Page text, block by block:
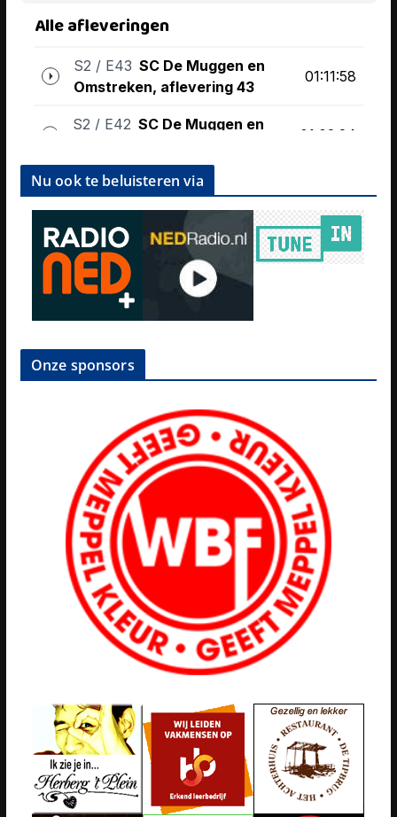
Nu ook te beluisteren via
Onze sponsors